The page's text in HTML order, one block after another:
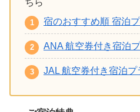
ちら
宿のおすすめ順 宿泊
ANA 航空券付き宿泊
JAL 航空券付き宿泊プ